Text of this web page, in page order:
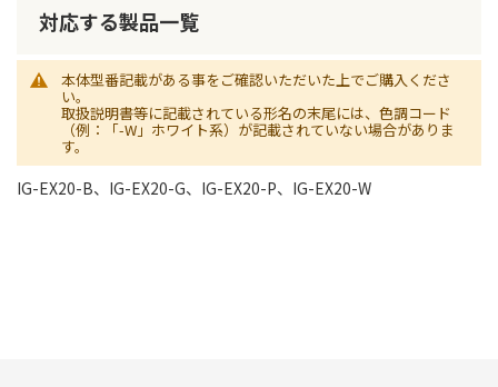
対応する製品一覧
本体型番記載がある事をご確認いただいた上でご購入くださ
い。
取扱説明書等に記載されている形名の末尾には、色調コード
（例：「-W」ホワイト系）が記載されていない場合がありま
す。
IG-EX20-B、IG-EX20-G、IG-EX20-P、IG-EX20-W